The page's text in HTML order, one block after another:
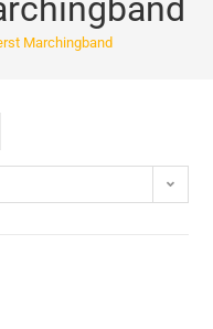
Marchingband